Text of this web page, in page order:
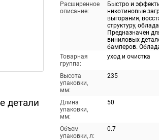
детали
Расширенное
описание:
Быстро и
никотиновые
выгорания,
структуру,
Предназначен
виниловых
бамперов.
Товарная
группа:
уход и очистка
Высота
упаковки,
мм:
235
Длина
упаковки,
мм:
50
Объем
упаковки, л:
0.7